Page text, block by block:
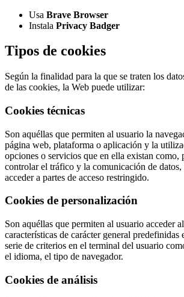
Usa Brave Browser
Instala Privacy Badger
Tipos de cookies
Según la finalidad para la que se traten los
de las cookies, la Web puede utilizar:
Cookies técnicas
Son aquéllas que permiten al usuario la
página web, plataforma o aplicación y la
opciones o servicios que en ella existan como,
controlar el tráfico y la comunicación de
acceder a partes de acceso restringido.
Cookies de personalización
Son aquéllas que permiten al usuario acceder
características de carácter general predefinidas
serie de criterios en el terminal del usuario
el idioma, el tipo de navegador.
Cookies de análisis